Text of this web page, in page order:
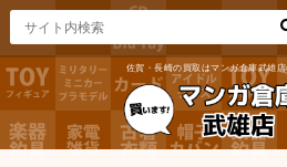
佐賀・長崎の買取はマンガ倉庫武雄店